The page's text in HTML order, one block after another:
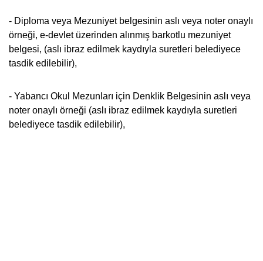
- Diploma veya Mezuniyet belgesinin aslı veya noter onaylı
örneği, e-devlet üzerinden alınmış barkotlu mezuniyet
belgesi, (aslı ibraz edilmek kaydıyla suretleri belediyece
tasdik edilebilir),
- Yabancı Okul Mezunları için Denklik Belgesinin aslı veya
noter onaylı örneği (aslı ibraz edilmek kaydıyla suretleri
belediyece tasdik edilebilir),